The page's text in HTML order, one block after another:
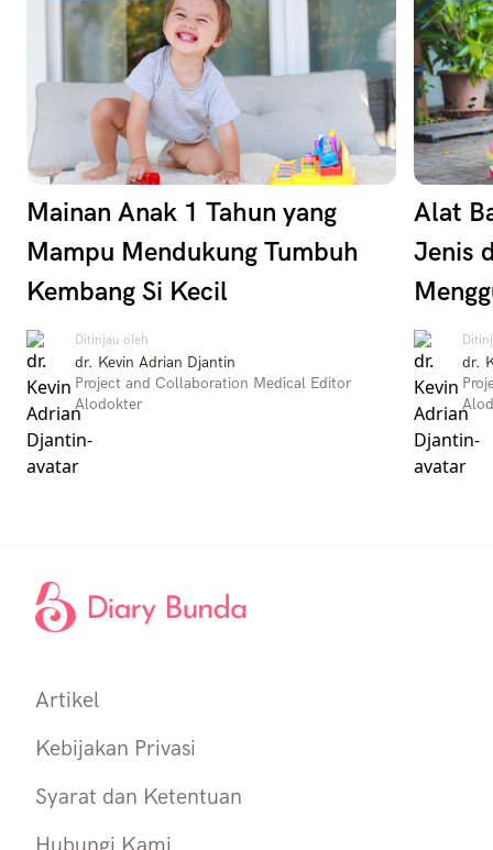
Mainan Anak 1 Tahun yang
Mampu Mendukung Tumbuh
Kembang Si Kecil
Ditinjau oleh
dr. Kevin Adrian Djantin
Project and Collaboration Medical Editor
Alodokter
Alat
Jenis
dr.
Artikel
Kebijakan Privasi
Syarat dan Ketentuan